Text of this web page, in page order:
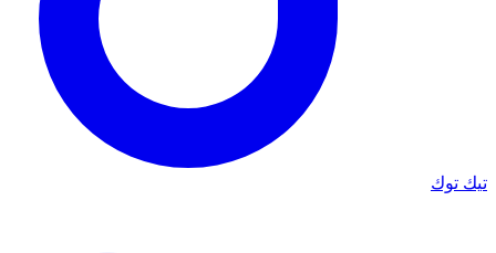
تيك توك